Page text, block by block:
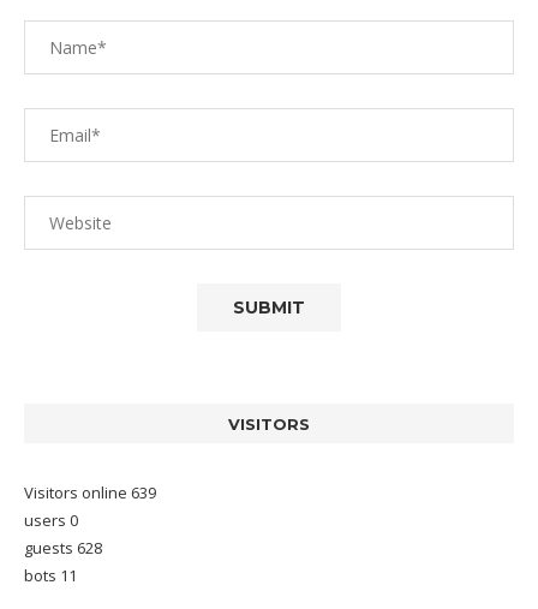
VISITORS
Visitors online 639
users 0
guests 628
bots 11